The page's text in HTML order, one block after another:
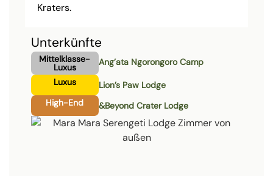
Kraters.
Unterkünfte
Mittelklasse-
Luxus
Ang’ata Ngorongoro Camp
Luxus
Lion’s Paw Lodge
High-End
&Beyond Crater Lodge